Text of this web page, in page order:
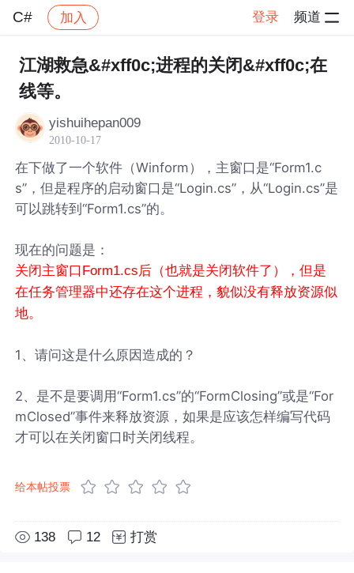
C# 加入 登录 频道
社区 C# 帖子详情
江湖救急&#xff0c;进程的关闭&#xff0c;在
线等。
yishuihepan009
2010-10-17
在下做了一个软件（Winform），主窗口是“Form1.c
s”，但是程序的启动窗口是“Login.cs”，从“Login.cs”是
可以跳转到“Form1.cs”的。
现在的问题是：
关闭主窗口Form1.cs后（也就是关闭软件了），但是
在任务管理器中还存在这个进程，貌似没有释放资源似
地。
1、请问这是什么原因造成的？
2、是不是要调用“Form1.cs”的“FormClosing”或是“For
mClosed”事件来释放资源，如果是应该怎样编写代码
才可以在关闭窗口时关闭线程。
给本帖投票
138 12 打赏